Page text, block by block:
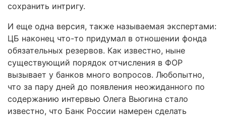
сохранить интригу.
И еще одна версия, также называемая экспертами:
ЦБ наконец что-то придумал в отношении фонда
обязательных резервов. Как известно, ныне
существующий порядок отчисления в ФОР
вызывает у банков много вопросов. Любопытно,
что за пару дней до появления неожиданного по
содержанию интервью Олега Вьюгина стало
известно, что Банк России намерен сделать